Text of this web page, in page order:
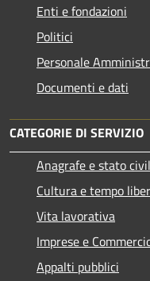
Enti e fondazioni
Politici
Personale
Documenti e dati
CATEGORIE DI SERVIZIO
Anagrafe e stato
Cultura e tempo
Vita lavorativa
Imprese e
Appalti pubblici